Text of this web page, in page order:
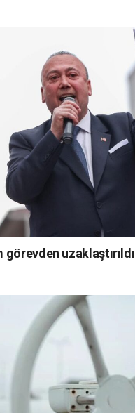
görevden uzaklaştırıldı